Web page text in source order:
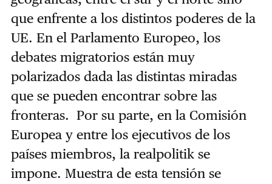
que enfrente a los distintos poderes de la
UE. En el Parlamento Europeo, los
debates migratorios están muy
polarizados dada las distintas miradas
que se pueden encontrar sobre las
fronteras. Por su parte, en la Comisión
Europea y entre los ejecutivos de los
países miembros, la realpolitik se
impone. Muestra de esta tensión se